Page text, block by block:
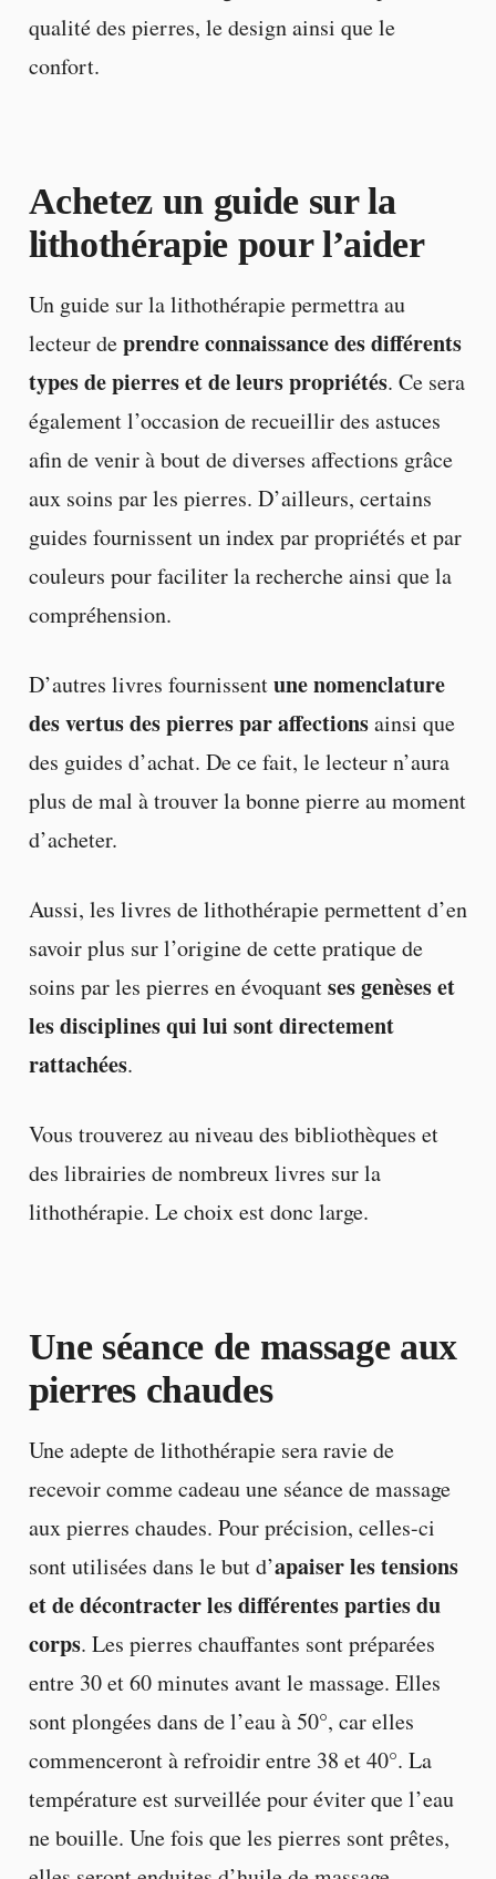
qualité des pierres, le design ainsi que le
confort.
Achetez un guide sur la
lithothérapie pour l’aider
Un guide sur la lithothérapie permettra au
lecteur deprendre connaissance des différents
types de pierres et de leurs propriétés. Ce sera
également l’occasion de recueillir des astuces
afin de venir à bout de diverses affections grâce
aux soins par les pierres. D’ailleurs, certains
guides fournissent un index par propriétés et par
couleurs pour faciliter la recherche ainsi que la
compréhension.
D’autres livres fournissentune nomenclature
des vertus des pierres par affectionsainsi que
des guides d’achat. De ce fait, le lecteur n’aura
plus de mal à trouver la bonne pierre au moment
d’acheter.
Aussi, les livres de lithothérapie permettent d’en
savoir plus sur l’origine de cette pratique de
soins par les pierres en évoquantses genèses et
les disciplines qui lui sont directement
rattachées.
Vous trouverez au niveau des bibliothèques et
des librairies de nombreux livres sur la
lithothérapie. Le choix est donc large.
Une séance de massage aux
pierres chaudes
Une adepte de lithothérapie sera ravie de
recevoir comme cadeau une séance de massage
aux pierres chaudes. Pour précision, celles-ci
sont utilisées dans le but d’apaiser les tensions
et de décontracter les différentes parties du
corps. Les pierres chauffantes sont préparées
entre 30 et 60 minutes avant le massage. Elles
sont plongées dans de l’eau à 50°, car elles
commenceront à refroidir entre 38 et 40°. La
température est surveillée pour éviter que l’eau
ne bouille. Une fois que les pierres sont prêtes,